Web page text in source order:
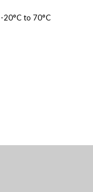
-20°C to 70°C